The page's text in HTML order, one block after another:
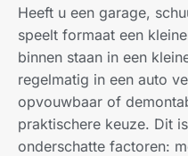
Heeft u een garage,
speelt formaat een
binnen staan in een
regelmatig in een auto
opvouwbaar of
praktischere keuze. Dit
onderschatte factoren: